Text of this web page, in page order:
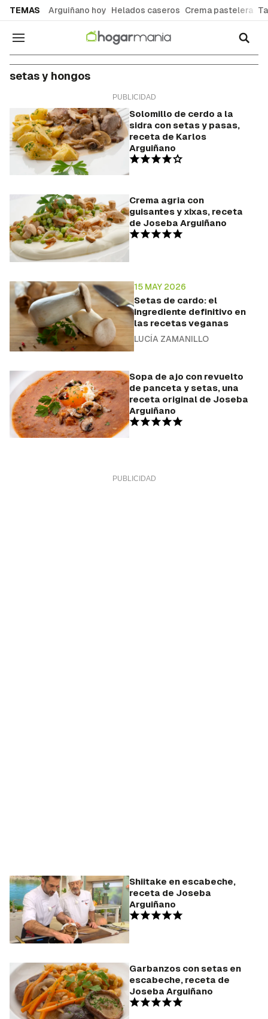
TEMAS Arguiñano hoy Helados caseros Crema pastelera
Navegación
setas y hongos
Solomillo de cerdo a la
sidra con setas y pasas,
receta de Karlos
Arguiñano
Crema agria con
guisantes y xixas, receta
de Joseba Arguiñano
15 MAY 2026
Setas de cardo: el
ingrediente definitivo en
las recetas veganas
LUCÍA ZAMANILLO
Sopa de ajo con revuelto
de panceta y setas, una
receta original de Joseba
Arguiñano
Shiitake en escabeche,
receta de Joseba
Arguiñano
Garbanzos con setas en
escabeche, receta de
Joseba Arguiñano